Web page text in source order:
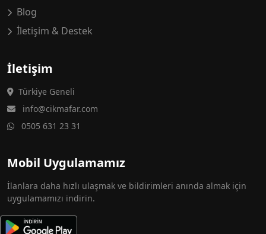
Blog
İletişim & Destek
İletişim
Türkiye Geneli
info@cikmafar.com
0505 631 23 31
Mobil Uygulamamız
İlanlara daha hızlı ulaşmak ve bildirimleri anında almak için
uygulamamızı indirin.